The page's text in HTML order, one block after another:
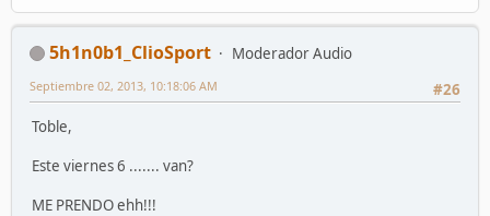
5h1n0b1_ClioSport
Moderador Audio
#26
Septiembre 02, 2013, 10:18:06 AM
Toble,
Este viernes 6 ....... van?
ME PRENDO ehh!!!